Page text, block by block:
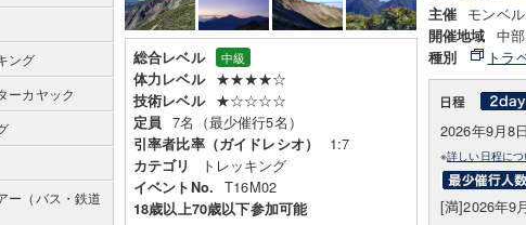
総合レベル 中級
体力レベル ★★★★☆
技術レベル ★☆☆☆☆
定員 7名（最少催行5名）
引率者比率（ガイドレシオ） 1:7
カテゴリ トレッキング
イベントNo. T16M02
18歳以上70歳以下参加可能
主催 モンベ
開催地域 中
種別 トラ
2026年9月8
※詳しい日程に
[満]2026年9
ング
ーカヤック
ー（バス・鉄道